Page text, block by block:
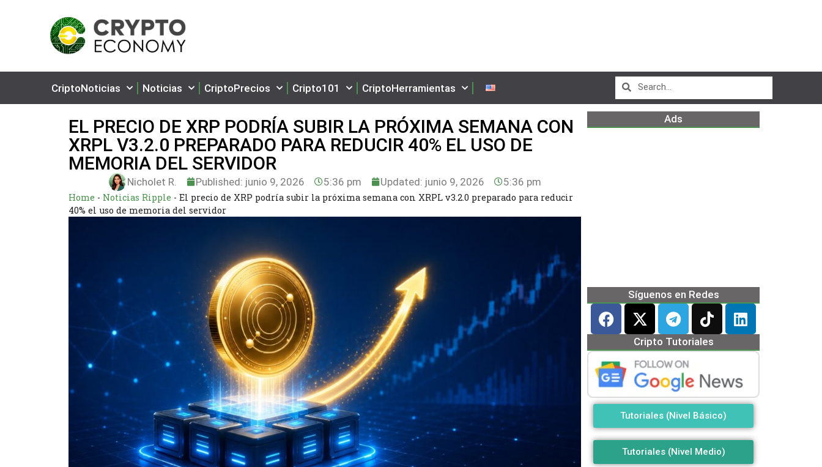
CriptoNoticias Noticias CriptoPrecios Cripto101 CriptoHerramientas
EL PRECIO DE XRP PODRÍA SUBIR LA PRÓXIMA SEMANA CON
XRPL V3.2.0 PREPARADO PARA REDUCIR 40% EL USO DE
MEMORIA DEL SERVIDOR
Nicholet R. Published: junio 9, 2026 5:36 pm Updated: junio 9, 2026 5:36 pm
Home - Noticias Ripple - El precio de XRP podría subir la próxima semana con XRPL v3.2.0 preparado para reducir
40% el uso de memoria del servidor
Ads
Síguenos en Redes
Cripto Tutoriales
Tutoriales (Nivel Básico)
Tutoriales (Nivel Medio)